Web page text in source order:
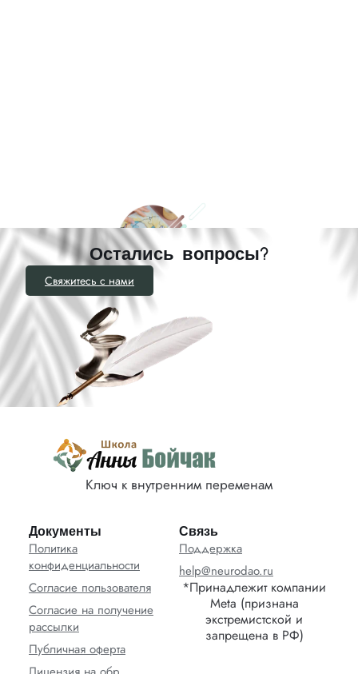
Остались вопросы?
Свяжитесь с нами
Ключ к внутренним переменам
Документы
Политика
конфиденциальности
Согласие пользователя
Согласие на получение
рассылки
Публичная оферта
Связь
Поддержка
help@neurodao.ru
*Принадлежит компании
Meta (признана
экстремистской и
запрещена в РФ)